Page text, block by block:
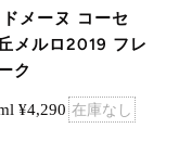
ドメーヌ コーセ
メルロ2019 フレ
ク
¥4,290 在庫なし